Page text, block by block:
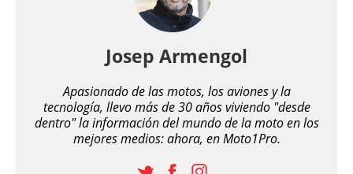
Josep Armengol
Apasionado de las motos, los aviones y la
tecnología, llevo más de 30 años viviendo "desde
dentro" la información del mundo de la moto en los
mejores medios: ahora, en Moto1Pro.